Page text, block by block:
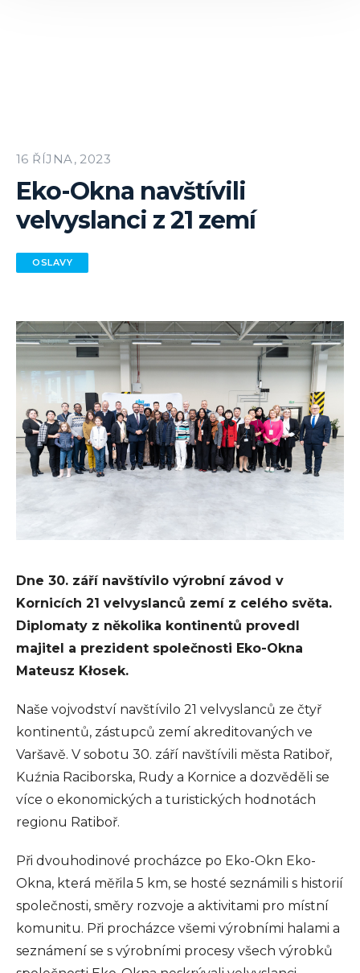
16 ŘÍJNA, 2023
Eko-Okna navštívili
velvyslanci z 21 zemí
OSLAVY
Dne 30. září navštívilo výrobní závod v
Kornicích 21 velvyslanců zemí z celého světa.
Diplomaty z několika kontinentů provedl
majitel a prezident společnosti Eko-Okna
Mateusz Kłosek.
Naše vojvodství navštívilo 21 velvyslanců ze čtyř
kontinentů, zástupců zemí akreditovaných ve
Varšavě. V sobotu 30. září navštívili města Ratiboř,
Kuźnia Raciborska, Rudy a Kornice a dozvěděli se
více o ekonomických a turistických hodnotách
regionu Ratiboř.
Při dvouhodinové procházce po Eko-Okn Eko-
Okna, která měřila 5 km, se hosté seznámili s historií
společnosti, směry rozvoje a aktivitami pro místní
komunitu. Při procházce všemi výrobními halami a
seznámení se s výrobními procesy všech výrobků